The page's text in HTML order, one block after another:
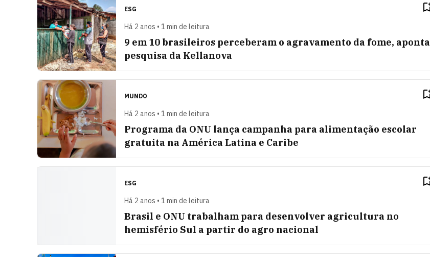
ESG
Há 2 anos • 1 min de leitura
9 em 10 brasileiros perceberam o agravamento da fome, aponta
pesquisa da Kellanova
MUNDO
Há 2 anos • 1 min de leitura
Programa da ONU lança campanha para alimentação escolar
gratuita na América Latina e Caribe
ESG
Há 2 anos • 1 min de leitura
Brasil e ONU trabalham para desenvolver agricultura no
hemisfério Sul a partir do agro nacional